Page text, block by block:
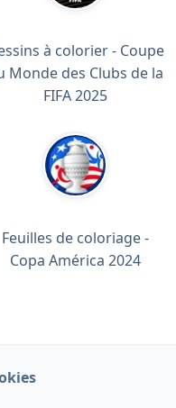
à colorier - Coupe
Monde des Clubs de la
FIFA 2025
Feuilles de coloriage -
Copa América 2024